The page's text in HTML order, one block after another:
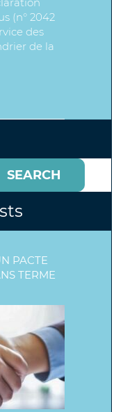
(n° 2042
des
de la
PACTE
TERME